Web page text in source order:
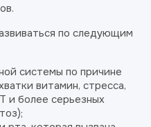
по следующим
системы по причине
витамин, стресса,
и более серьезных